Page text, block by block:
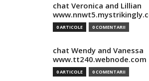
chat Veronica and Lillian
0 ARTICOLE 0 COMENTARII
chat Wendy and Vanessa
www.tt240.webnode.com
0 ARTICOLE 0 COMENTARII